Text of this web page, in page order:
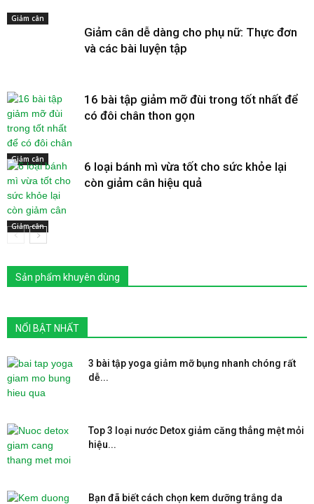
Giảm cân
Giảm cân dễ dàng cho phụ nữ: Thực đơn
và các bài luyện tập
Giảm cân
16 bài tập giảm mỡ đùi trong tốt nhất để
có đôi chân thon gọn
Giảm cân
6 loại bánh mì vừa tốt cho sức khỏe lại
còn giảm cân hiệu quả
Sản phẩm khuyên dùng
NỔI BẬT NHẤT
3 bài tập yoga giảm mỡ bụng nhanh chóng rất
dễ...
Top 3 loại nước Detox giảm căng thẳng mệt mỏi
hiệu...
Bạn đã biết cách chọn kem dưỡng trắng da